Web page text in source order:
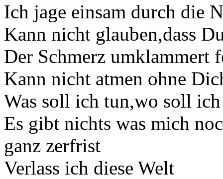
Ich jage einsam durch die
Kann nicht glauben,dass
Der Schmerz umklammert
Kann nicht atmen ohne
Was soll ich tun,wo soll
Es gibt nichts was mich
ganz zerfrist
Verlass ich diese Welt